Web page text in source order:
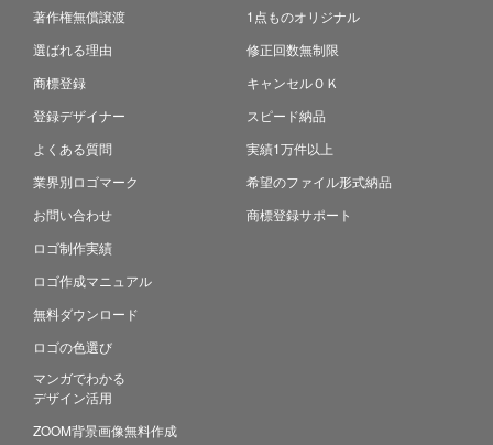
著作権無償譲渡
選ばれる理由
商標登録
登録デザイナー
よくある質問
業界別ロゴマーク
お問い合わせ
ロゴ制作実績
ロゴ作成マニュアル
無料ダウンロード
ロゴの色選び
マンガでわかる
デザイン活用
ZOOM背景画像無料作成
1点ものオリジナル
修正回数無制限
キャンセルＯＫ
スピード納品
実績1万件以上
希望のファイル形式納品
商標登録サポート